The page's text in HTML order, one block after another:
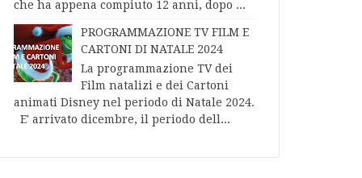
che ha appena compiuto 12 anni, dopo ...
PROGRAMMAZIONE TV FILM E
CARTONI DI NATALE 2024
La programmazione TV dei
Film natalizi e dei Cartoni
animati Disney nel periodo di Natale 2024.
E' arrivato dicembre, il periodo dell...